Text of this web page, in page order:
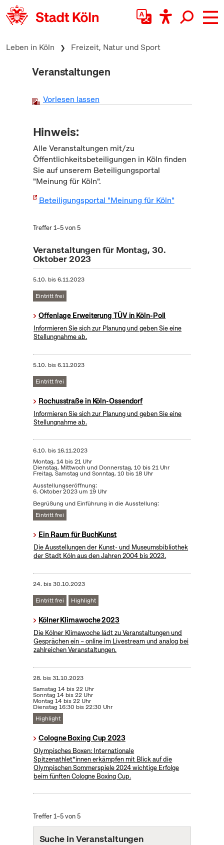
zum Inhalt springen
Leben in Köln Freizeit, Natur und Sport
Veranstaltungen
Vorlesen lassen
Hinweis:
Alle Veranstaltungen mit/zu
Öffentlichkeitsbeteiligungen in Köln finden
Sie auf unserem Beteiligungsportal
"Meinung für Köln".
Beteiligungsportal "Meinung für Köln"
Treffer 1–5 von 5
Veranstaltungen für Montag, 30.
Oktober 2023
5.10. bis6.11.2023
Eintritt frei
Offenlage Erweiterung TÜV in Köln-Poll
Informieren Sie sich zur Planung und geben Sie eine
Stellungnahme ab.
5.10. bis6.11.2023
Eintritt frei
Rochusstraße in Köln-Ossendorf
Informieren Sie sich zur Planung und geben Sie eine
Stellungnahme ab.
6.10. bis16.11.2023
Montag, 14 bis 21 Uhr
Dienstag, Mittwoch und Donnerstag, 10 bis 21 Uhr
Freitag, Samstag und Sonntag, 10 bis 18 Uhr
Ausstellungseröffnung:
6. Oktober 2023 um 19 Uhr
Begrüßung und Einführung in die Ausstellung:
Eintritt frei
Ein Raum für BuchKunst
Die Ausstellungen der Kunst- und Museumsbibliothek
der Stadt Köln aus den Jahren 2004 bis 2023.
24. bis30.10.2023
Eintritt frei Highlight
Kölner Klimawoche 2023
Die Kölner Klimawoche lädt zu Veranstaltungen und
Gesprächen ein – online im Livestream und analog bei
zahlreichen Veranstaltungen.
28. bis31.10.2023
Samstag 14 bis 22 Uhr
Sonntag 14 bis 22 Uhr
Montag 14 bis 22 Uhr
Dienstag 16:30 bis 22:30 Uhr
Highlight
Cologne Boxing Cup 2023
Olympisches Boxen: Internationale
Spitzenathlet*innen erkämpfen mit Blick auf die
Olympischen Sommerspiele 2024 wichtige Erfolge
beim fünften Cologne Boxing Cup.
Treffer 1–5 von 5
Suche in Veranstaltungen